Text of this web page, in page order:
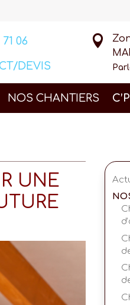
06
DEVIS

NOS CHANTIERS
UNE